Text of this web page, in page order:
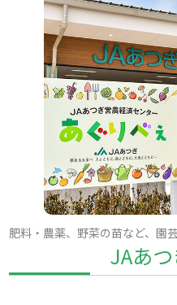
肥料・農薬、野菜の苗など、園
JAあ